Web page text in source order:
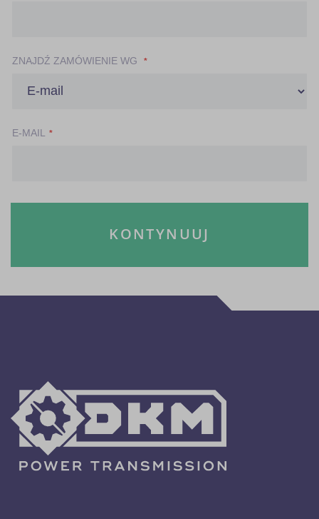
ZNAJDŹ ZAMÓWIENIE WG
E-MAIL
KONTYNUUJ